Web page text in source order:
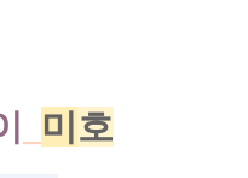
미 호